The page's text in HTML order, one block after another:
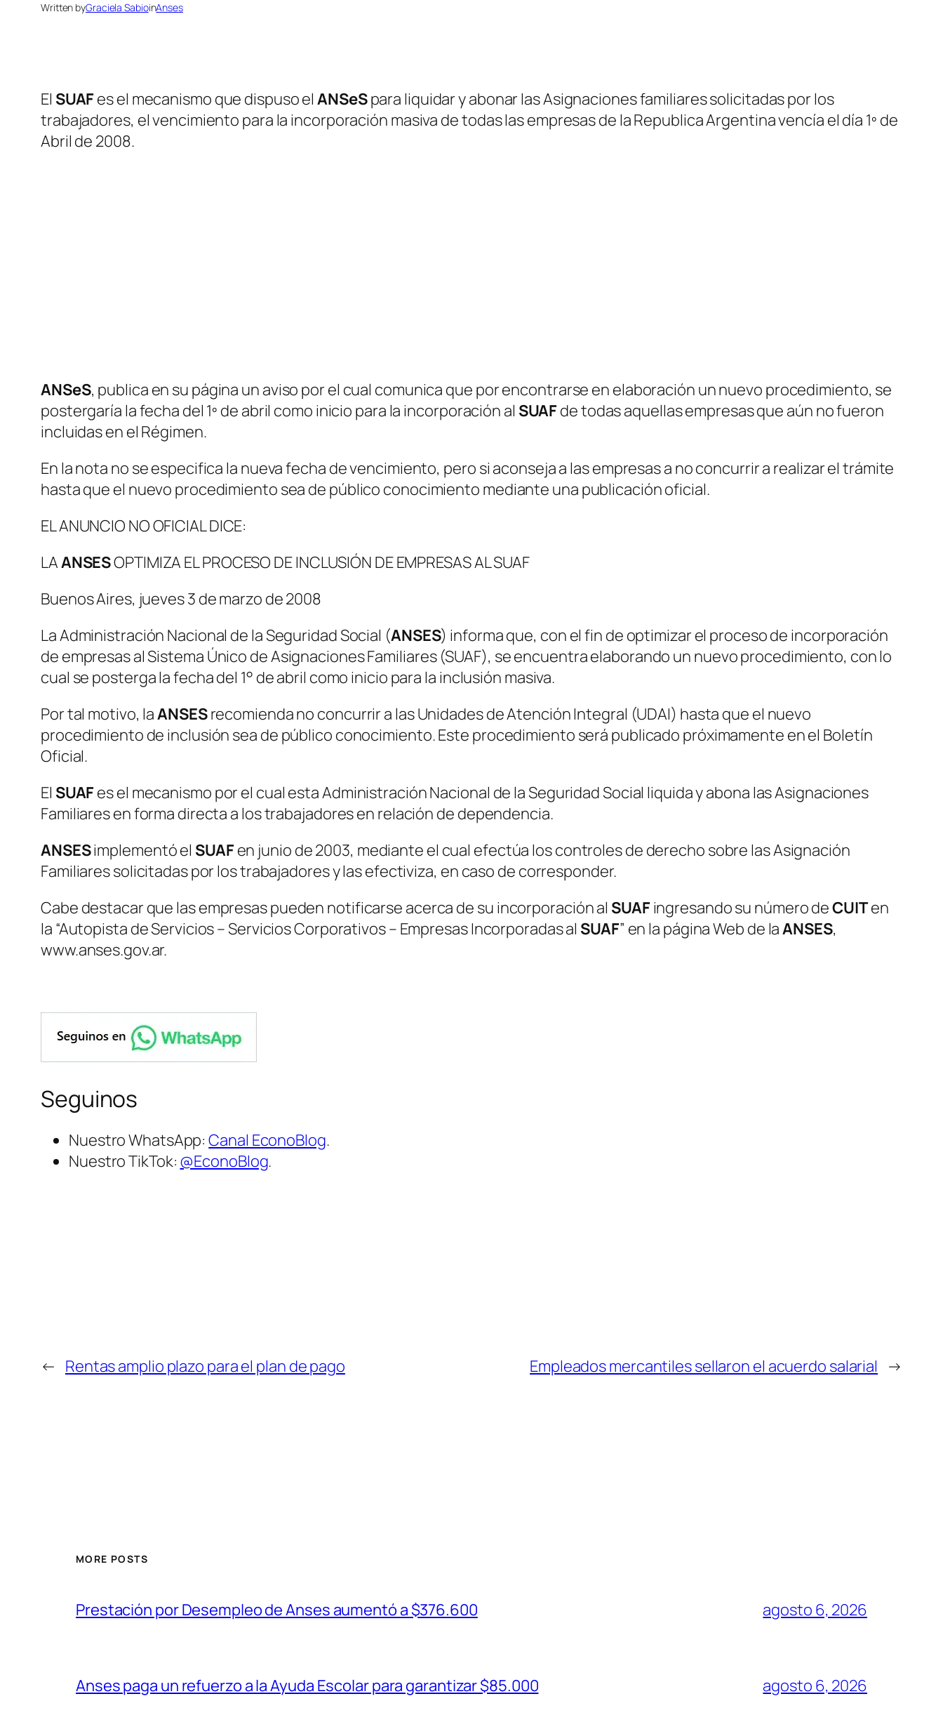
Written byGraciela SabioinAnses
El SUAF es el mecanismo que dispuso elANSeSpara liquidar y abonar las Asignaciones familiares solicitadas por los
trabajadores, el vencimiento para la incorporación masiva de todas las empresas de la Republica Argentina vencía el día 1º de
Abril de 2008.
ANSeS, publica en su página un aviso por el cual comunica que por encontrarse en elaboración un nuevo procedimiento, se
postergaría la fecha del 1º de abril como inicio para la incorporación al SUAF de todas aquellas empresas que aún no fueron
incluidas en el Régimen.
En la nota no se especifica la nueva fecha de vencimiento, pero si aconseja a las empresas a no concurrir a realizar el trámite
hasta que el nuevo procedimiento sea de público conocimiento mediante una publicación oficial.
EL ANUNCIO NO OFICIAL DICE:
LAANSESOPTIMIZA EL PROCESO DE INCLUSIÓN DE EMPRESAS AL SUAF
Buenos Aires, jueves 3 de marzo de 2008
La Administración Nacional de la Seguridad Social (ANSES) informa que, con el fin de optimizar el proceso de incorporación
de empresas al Sistema Único de Asignaciones Familiares (SUAF), se encuentra elaborando un nuevo procedimiento, con lo
cual se posterga la fecha del 1° de abril como inicio para la inclusión masiva.
Por tal motivo, laANSESrecomienda no concurrir a las Unidades de Atención Integral (UDAI) hasta que el nuevo
procedimiento de inclusión sea de público conocimiento. Este procedimiento será publicado próximamente en el Boletín
Oficial.
El SUAF es el mecanismo por el cual esta Administración Nacional de la Seguridad Social liquida y abona las Asignaciones
Familiares en forma directa a los trabajadores en relación de dependencia.
ANSESimplementó el SUAF en junio de 2003, mediante el cual efectúa los controles de derecho sobre las Asignación
Familiares solicitadas por los trabajadores y las efectiviza, en caso de corresponder.
Cabe destacar que las empresas pueden notificarse acerca de su incorporación al SUAF ingresando su número deCUITen
la “Autopista de Servicios – Servicios Corporativos – Empresas Incorporadas al SUAF” en la página Web de laANSES,
www.anses.gov.ar.
Seguinos
Nuestro WhatsApp:Canal EconoBlog.
Nuestro TikTok: @EconoBlog.
← Rentas amplio plazo para el plan de pago Empleados mercantiles sellaron el acuerdo salarial →
MORE POSTS
Prestación por Desempleo de Anses aumentó a $376.600 agosto 6, 2026
Anses paga un refuerzo a la Ayuda Escolar para garantizar $85.000 agosto 6, 2026